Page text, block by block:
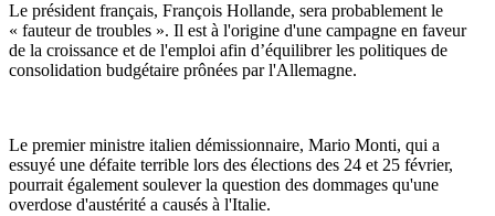
Le président français, François Hollande, sera probablement le
« fauteur de troubles ». Il est à l'origine d'une campagne en faveur
de la croissance et de l'emploi afin d’équilibrer les politiques de
consolidation budgétaire prônées par l'Allemagne.
Le premier ministre italien démissionnaire, Mario Monti, qui a
essuyé une défaite terrible lors des élections des 24 et 25 février,
pourrait également soulever la question des dommages qu'une
overdose d'austérité a causés à l'Italie.